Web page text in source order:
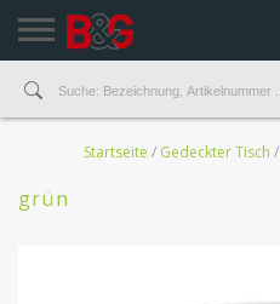
Startseite / Gedeckter Tisch /
grün